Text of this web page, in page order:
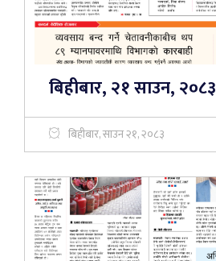
बिहीबार, २१ साउन, २०८३
बिहीबार, साउन २१, २०८३